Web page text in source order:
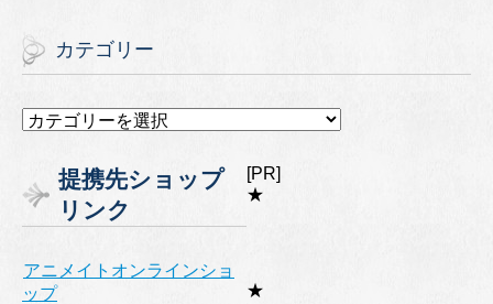
カテゴリー
カ
リ
ー
提携先ショップ
リンク
[PR]
★
アニメイトオンラインショ
ップ
★